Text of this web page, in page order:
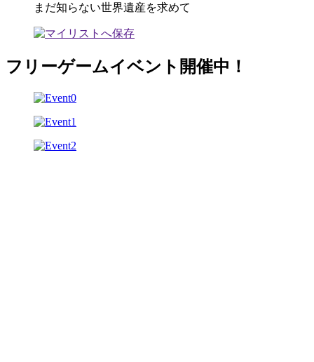
まだ知らない世界遺産を求めて
フリーゲームイベント開催中！